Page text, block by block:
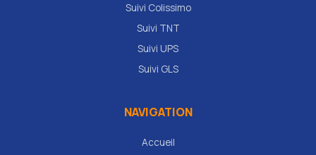
Suivi Colissimo
Suivi TNT
Suivi UPS
Suivi GLS
NAVIGATION
Accueil